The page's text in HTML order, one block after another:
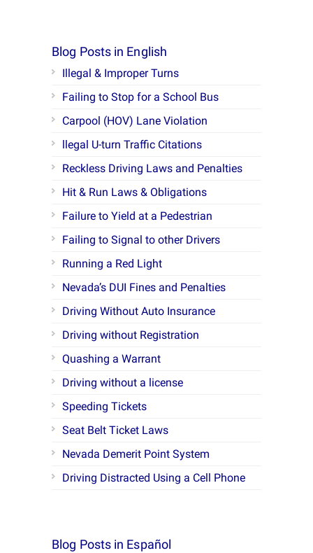
Blog Posts in English
Illegal & Improper Turns
Failing to Stop for a School Bus
Carpool (HOV) Lane Violation
llegal U-turn Traffic Citations
Reckless Driving Laws and Penalties
Hit & Run Laws & Obligations
Failure to Yield at a Pedestrian
Failing to Signal to other Drivers
Running a Red Light
Nevada’s DUI Fines and Penalties
Driving Without Auto Insurance
Driving without Registration
Quashing a Warrant
Driving without a license
Speeding Tickets
Seat Belt Ticket Laws
Nevada Demerit Point System
Driving Distracted Using a Cell Phone
Blog Posts in Español